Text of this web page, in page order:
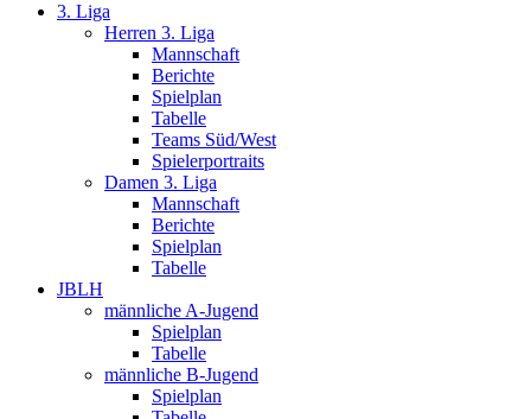
3. Liga
Herren 3. Liga
Mannschaft
Berichte
Spielplan
Tabelle
Teams Süd/West
Spielerportraits
Damen 3. Liga
Mannschaft
Berichte
Spielplan
Tabelle
JBLH
männliche A-Jugend
Spielplan
Tabelle
männliche B-Jugend
Spielplan